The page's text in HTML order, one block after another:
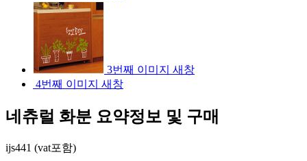
3번째 이미지 새창
4번째 이미지 새창
네츄럴 화분 요약정보 및 구매
ijs441 (vat포함)